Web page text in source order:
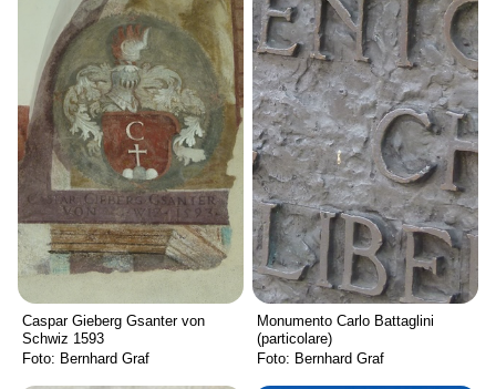
Caspar Gieberg Gsanter von
Schwiz 1593
Foto: Bernhard Graf
Monumento Carlo Battaglini
(particolare)
Foto: Bernhard Graf